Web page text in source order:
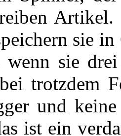
sie
wenn sie
trotzdem
und
ist ein